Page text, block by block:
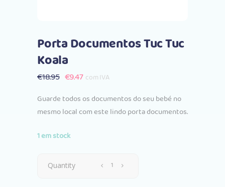
Porta Documentos Tuc Tuc
Koala
€18.95 O
original
era:
€9.47O
atual
é:
com IVA
Guarde todos os documentos do seu bebé no
mesmo local com este lindo porta documentos.
1 em stock
Porta
Quantity